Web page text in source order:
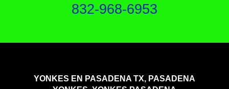
832-968-6953
YONKES EN PASADENA TX, PASADENA